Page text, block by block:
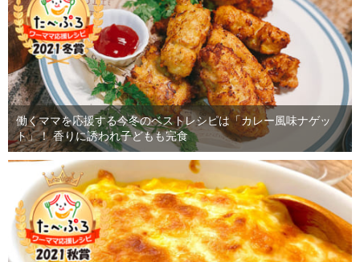
働くママを応援する今冬のベストレシピは「カレー風味ナゲッ
ト」！ 香りに誘われ子どもも完食